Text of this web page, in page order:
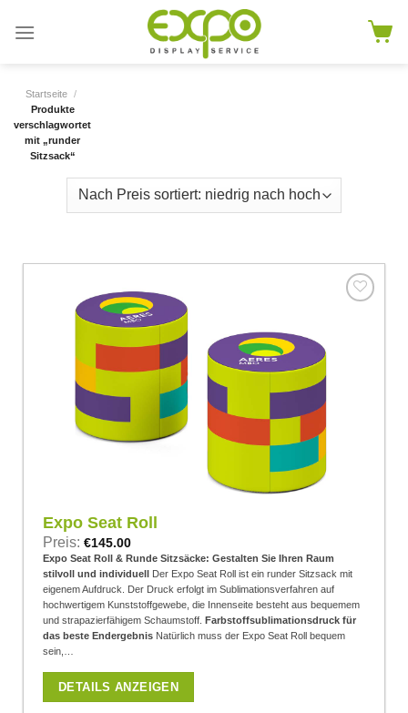
Startseite /
Produkte
verschlagwortet
mit „runder
Sitzsack“
Expo Seat Roll
Preis: €145.00
Expo Seat Roll & Runde Sitzsäcke: Gestalten Sie Ihren Raum
stilvoll und individuell Der Expo Seat Roll ist ein runder Sitzsack mit
eigenem Aufdruck. Der Druck erfolgt im Sublimationsverfahren auf
hochwertigem Kunststoffgewebe, die Innenseite besteht aus bequemem
und strapazierfähigem Schaumstoff.Farbstoffsublimationsdruck für
das beste Endergebnis Natürlich muss der Expo Seat Roll bequem
sein,…
DETAILS ANZEIGEN